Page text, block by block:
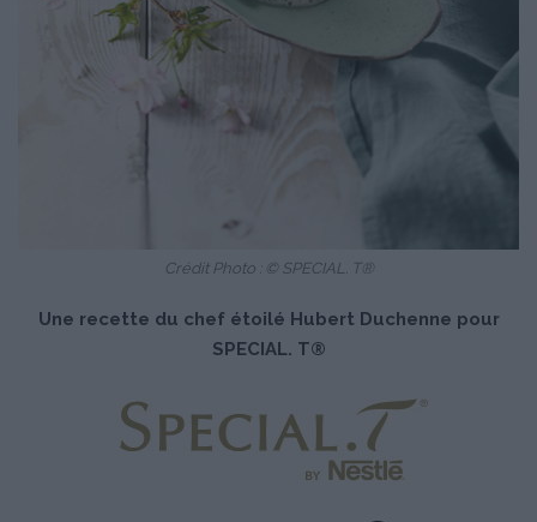
Crédit Photo : © SPECIAL. T®
Une recette du chef étoilé Hubert Duchenne pour
SPECIAL. T®